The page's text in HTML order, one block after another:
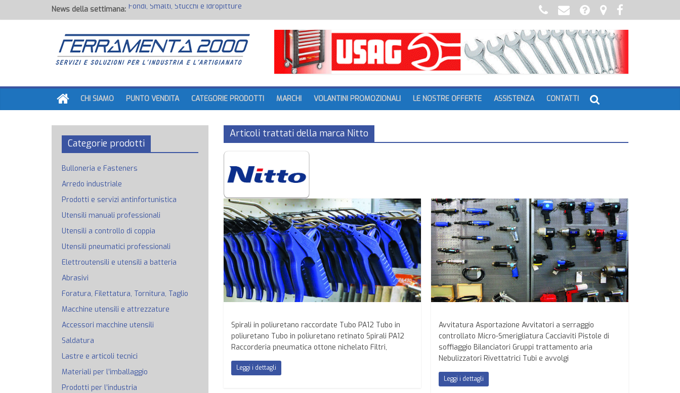
News della settimana: Potenza Inaspettata
Raccorderia pneumatica
Attrezzature professionali a batteria
Ancoraggi chimici
Fondi, Smalti, Stucchi e Idropitture
CHI SIAMO PUNTO VENDITA CATEGORIE PRODOTTI MARCHI VOLANTINI PROMOZIONALI LE NOSTRE OFFERTE ASSISTENZA CONTATTI
Articoli trattati della marca Nitto
Spirali in poliuretano raccordate Tubo PA12 Tubo in
poliuretano Tubo in poliuretano retinato Spirali PA12
Raccorderia pneumatica ottone nichelato Filtri,
Leggi i dettagli
Avvitatura Asportazione Avvitatori a serraggio
controllato Micro-Smerigliatura Cacciaviti Pistole di
soffiaggio Bilanciatori Gruppi trattamento aria
Nebulizzatori Rivettatrici Tubi e avvolgi
Leggi i dettagli
Categorie prodotti
Bulloneria e Fasteners
Arredo industriale
Prodotti e servizi antinfortunistica
Utensili manuali professionali
Utensili a controllo di coppia
Utensili pneumatici professionali
Elettroutensili e utensili a batteria
Abrasivi
Foratura, Filettatura, Tornitura, Taglio
Macchine utensili e attrezzature
Accessori macchine utensili
Saldatura
Lastre e articoli tecnici
Materiali per l’imballaggio
Prodotti per l’industria